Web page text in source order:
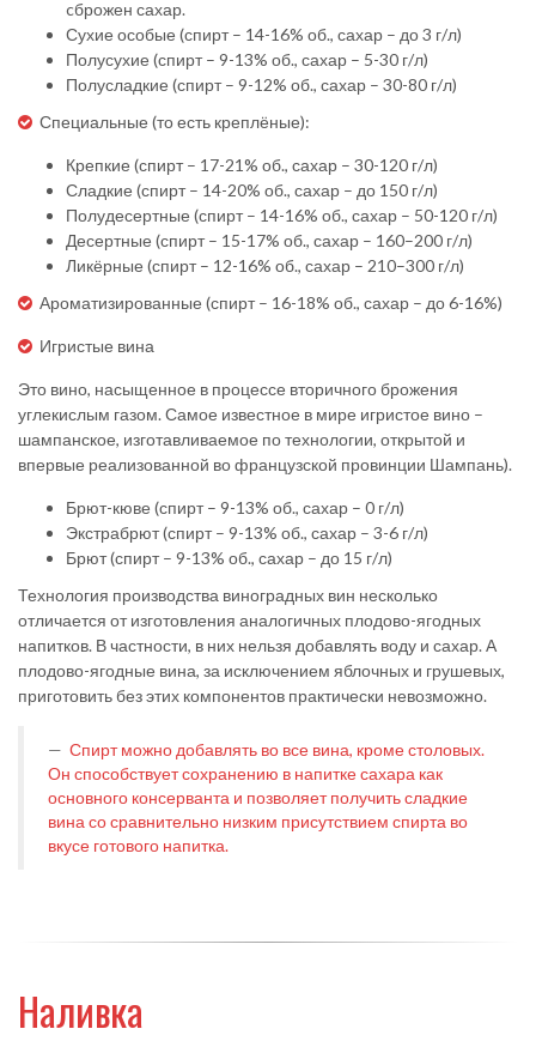
cброжен сахар.
Сухие особые (спирт – 14-16% об., сахар – до 3 г/л)
Полусухие (спирт – 9-13% об., сахар – 5-30 г/л)
Полусладкие (спирт – 9-12% об., сахар – 30-80 г/л)
Специальные (то есть креплёные):
Крепкие (спирт – 17-21% об., сахар – 30-120 г/л)
Сладкие (спирт – 14-20% об., сахар – до 150 г/л)
Полудесертные (спирт – 14-16% об., сахар – 50-120 г/л)
Десертные (спирт – 15-17% об., сахар – 160–200 г/л)
Ликёрные (спирт – 12-16% об., сахар – 210–300 г/л)
Ароматизированные (спирт – 16-18% об., сахар – до 6-16%)
Игристые вина
Это вино, насыщенное в процессе вторичного брожения
углекислым газом. Самое известное в мире игристое вино –
шампанское, изготавливаемое по технологии, открытой и
впервые реализованной во французской провинции Шампань).
Брют-кюве (спирт – 9-13% об., сахар – 0 г/л)
Экстрабрют (спирт – 9-13% об., сахар – 3-6 г/л)
Брют (спирт – 9-13% об., сахар – до 15 г/л)
Технология производства виноградных вин несколько
отличается от изготовления аналогичных плодово-ягодных
напитков. В частности, в них нельзя добавлять воду и сахар. А
плодово-ягодные вина, за исключением яблочных и грушевых,
приготовить без этих компонентов практически невозможно.
Спирт можно добавлять во все вина, кроме столовых.
Он способствует сохранению в напитке сахара как
основного консерванта и позволяет получить сладкие
вина со сравнительно низким присутствием спирта во
вкусе готового напитка.
Наливка